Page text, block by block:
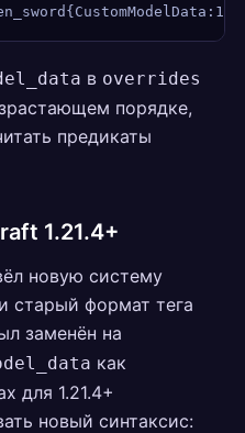
в overrides
порядке,
предикаты
1.21.4+
новую систему
старый формат тега
заменён на
как
для 1.21.4+
новый синтаксис: